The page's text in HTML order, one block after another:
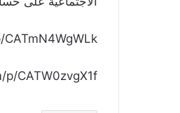
CATW0zvgX1f/